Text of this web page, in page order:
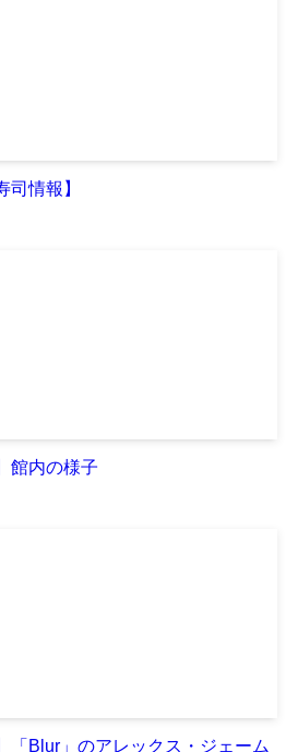
司情報】
館内の様子
「Blur」のアレックス・ジェーム